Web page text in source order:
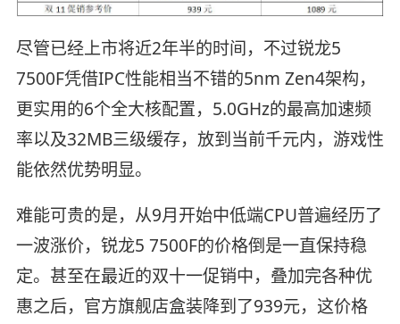
尽管已经上市将近2年半的时间，不过锐龙5
7500F凭借IPC性能相当不错的5nm Zen4架构，
更实用的6个全大核配置，5.0GHz的最高加速频
率以及32MB三级缓存，放到当前千元内，游戏性
能依然优势明显。
难能可贵的是，从9月开始中低端CPU普遍经历了
一波涨价，锐龙5 7500F的价格倒是一直保持稳
定。甚至在最近的双十一促销中，叠加完各种优
惠之后，官方旗舰店盒装降到了939元，这价格